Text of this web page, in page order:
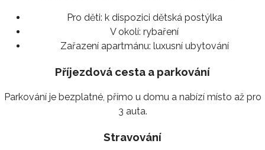
Pro děti: k dispozici dětská postýlka
V okolí: rybaření
Zařazení apartmánu: luxusní ubytování
Příjezdová cesta a parkování
Parkování je bezplatné, přímo u domu a nabízí místo až pro
3 auta.
Stravování